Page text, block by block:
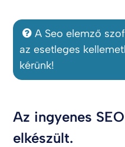
A Seo elemző
az esetleges
kérünk!
Az ingyenes
elkészült.